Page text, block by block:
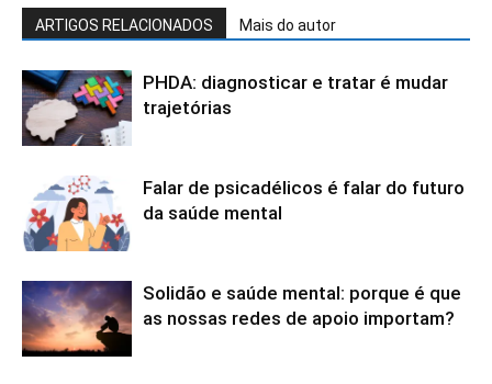
ARTIGOS RELACIONADOS Mais do autor
PHDA: diagnosticar e tratar é mudar
trajetórias
Falar de psicadélicos é falar do futuro
da saúde mental
Solidão e saúde mental: porque é que
as nossas redes de apoio importam?